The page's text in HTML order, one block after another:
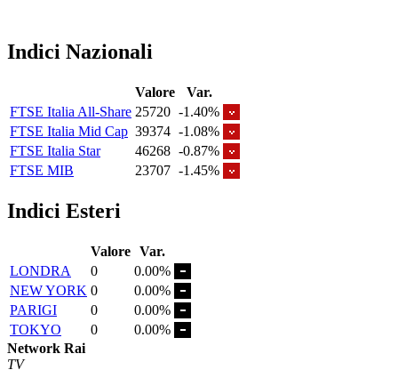
Indici Nazionali
Valore
Var.
FTSE Italia All-Share 25720 -1.40%
FTSE Italia Mid Cap 39374 -1.08%
FTSE Italia Star
46268 -0.87%
FTSE MIB
23707 -1.45%
Indici Esteri
Valore Var.
LONDRA
0
0.00%
NEW YORK 0
0.00%
PARIGI
0
0.00%
TOKYO
0
0.00%
Network Rai
TV